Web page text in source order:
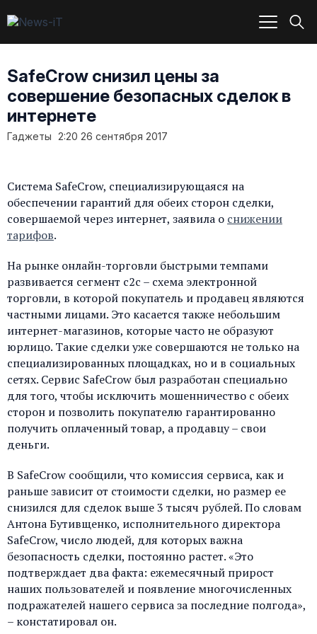
SafeCrow снизил цены за
совершение безопасных сделок в
интернете
Гаджеты 2:20 26 сентября 2017
Система SafeCrow, специализирующаяся на
обеспечении гарантий для обеих сторон сделки,
совершаемой через интернет, заявила о снижении
тарифов.
На рынке онлайн-торговли быстрыми темпами
развивается сегмент с2с – схема электронной
торговли, в которой покупатель и продавец являются
частными лицами. Это касается также небольшим
интернет-магазинов, которые часто не образуют
юрлицо. Такие сделки уже совершаются не только на
специализированных площадках, но и в социальных
сетях. Сервис SafeCrow был разработан специально
для того, чтобы исключить мошенничество с обеих
сторон и позволить покупателю гарантированно
получить оплаченный товар, а продавцу – свои
деньги.
В SafeCrow сообщили, что комиссия сервиса, как и
раньше зависит от стоимости сделки, но размер ее
снизился для сделок выше 3 тысяч рублей. По словам
Антона Бутивщенко, исполнительного директора
SafeCrow, число людей, для которых важна
безопасность сделки, постоянно растет. «Это
подтверждает два факта: ежемесячный прирост
наших пользователей и появление многочисленных
подражателей нашего сервиса за последние полгода»,
– констатировал он.